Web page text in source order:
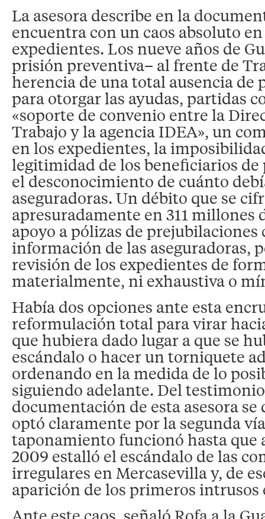
La asesora describe en la
encuentra con un caos absoluto
expedientes. Los nueve años de
prisión preventiva– al frente de
herencia de una total ausencia de
para otorgar las ayudas, partidas
«soporte de convenio entre la
Trabajo y la agencia IDEA», un
en los expedientes, la
legitimidad de los beneficiarios de
el desconocimiento de cuánto
aseguradoras. Un débito que se
apresuradamente en 311 millones
apoyo a pólizas de prejubilaciones
información de las aseguradoras,
revisión de los expedientes de
materialmente, ni exhaustiva o
Había dos opciones ante esta
reformulación total para virar
que hubiera dado lugar a que se
escándalo o hacer un torniquete
ordenando en la medida de lo
siguiendo adelante. Del
documentación de esta asesora se
optó claramente por la segunda
taponamiento funcionó hasta que
2009 estalló el escándalo de las
irregulares en Mercasevilla y, de
aparición de los primeros intrusos